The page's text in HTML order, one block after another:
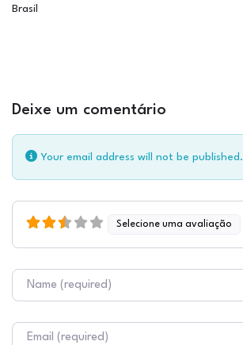
Brasil
Deixe um comentário
Your email address will not be published.
Selecione uma avaliação
Nome
E-mail